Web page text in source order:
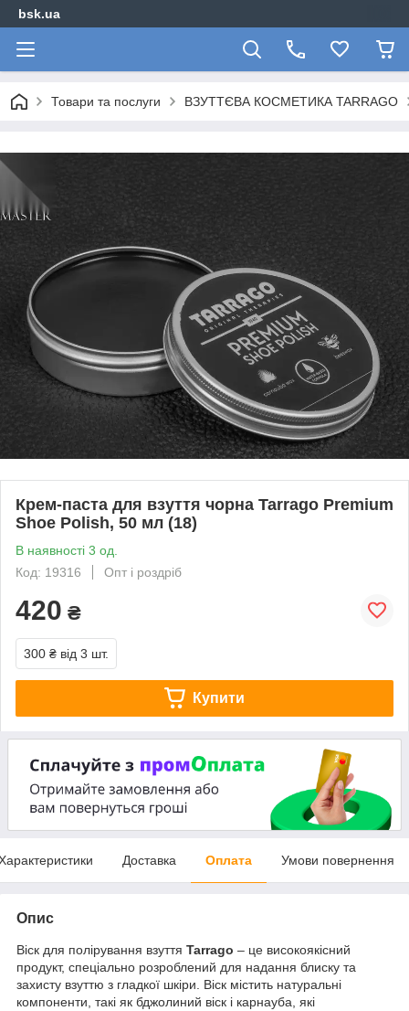
bsk.ua
Товари та послуги ВЗУТТЄВА КОСМЕТИКА TARRAGO
Крем-паста для взуття чорна Tarrago Premium
Shoe Polish, 50 мл (18)
В наявності 3 од.
Код: 19316
Опт і роздріб
420 ₴
300 ₴ від 3 шт.
Купити
Доставка Оплата Умови повернення
Опис
Віск для полірування взуття Tarrago – це високоякісний
продукт, спеціально розроблений для надання блиску та
захисту взуттю з гладкої шкіри. Віск містить натуральні
компоненти, такі як бджолиний віск і карнауба, які